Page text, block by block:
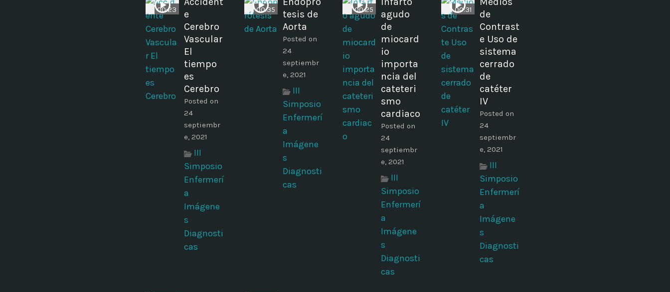
00:23
e
Cerebro
Vascular
El
tiempo
es
Cerebro
Posted on
24
septiembr
e, 2021
III
Simposio
Enfermerí
a
Imágene
s
Diagnosti
cas
00:35
tesis de
Aorta
Posted on
24
septiembr
e, 2021
III
Simposio
Enfermerí
a
Imágene
s
Diagnosti
cas
00:25
agudo
de
miocard
io
importa
ncia del
cateteri
smo
cardiaco
Posted on
24
septiembr
e, 2021
III
Simposio
Enfermerí
a
Imágene
s
Diagnosti
cas
00:31
de
Contrast
e Uso de
sistema
cerrado
de
catéter
IV
Posted on
24
septiembr
e, 2021
III
Simposio
Enfermerí
a
Imágene
s
Diagnosti
cas